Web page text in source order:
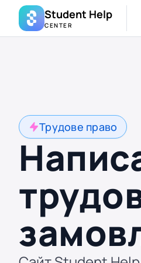
Student Help
CENTER
Трудове право